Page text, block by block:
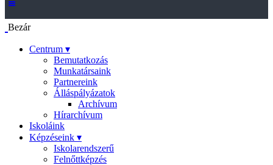
Bezár
Centrum ▾
Bemutatkozás
Munkatársaink
Partnereink
Álláspályázatok
Archívum
Hírarchívum
Iskoláink
Képzéseink ▾
Iskolarendszerű
Felnőttképzés